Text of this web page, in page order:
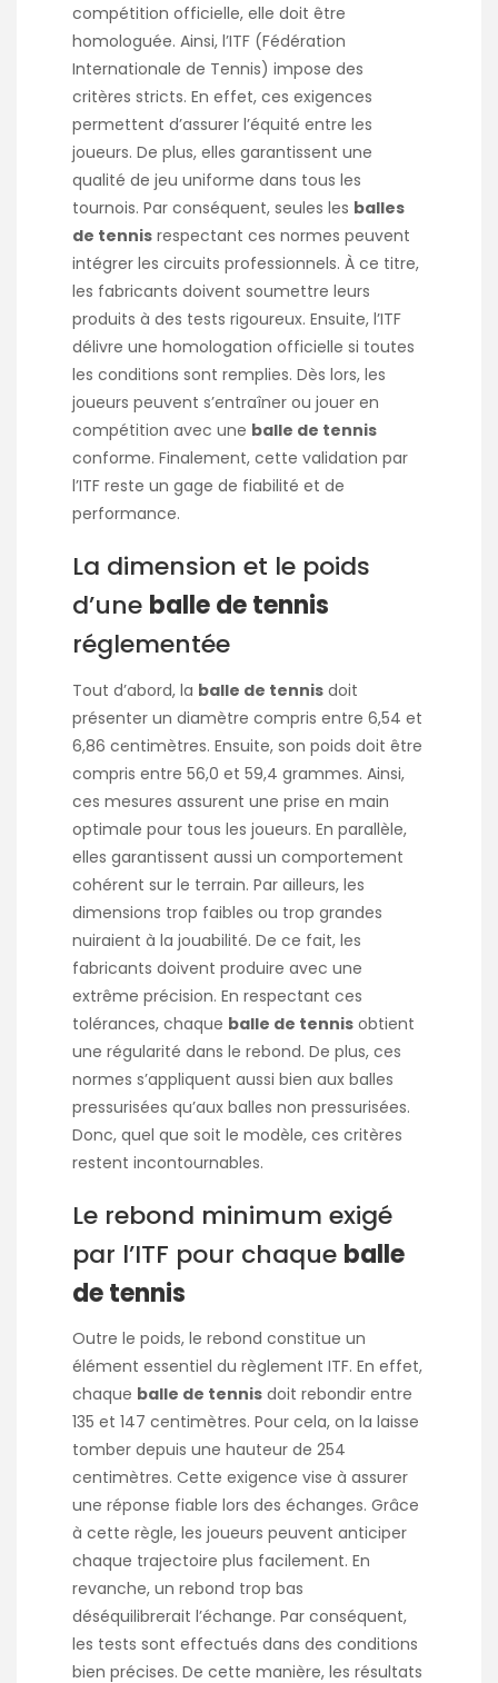
compétition officielle, elle doit être
homologuée. Ainsi, l’ITF (Fédération
Internationale de Tennis) impose des
critères stricts. En effet, ces exigences
permettent d’assurer l’équité entre les
joueurs. De plus, elles garantissent une
qualité de jeu uniforme dans tous les
tournois. Par conséquent, seules les balles
de tennis respectant ces normes peuvent
intégrer les circuits professionnels. À ce titre,
les fabricants doivent soumettre leurs
produits à des tests rigoureux. Ensuite, l’ITF
délivre une homologation officielle si toutes
les conditions sont remplies. Dès lors, les
joueurs peuvent s’entraîner ou jouer en
compétition avec une balle de tennis
conforme. Finalement, cette validation par
l’ITF reste un gage de fiabilité et de
performance.
La dimension et le poids
d’une balle de tennis
réglementée
Tout d’abord, la balle de tennis doit
présenter un diamètre compris entre 6,54 et
6,86 centimètres. Ensuite, son poids doit être
compris entre 56,0 et 59,4 grammes. Ainsi,
ces mesures assurent une prise en main
optimale pour tous les joueurs. En parallèle,
elles garantissent aussi un comportement
cohérent sur le terrain. Par ailleurs, les
dimensions trop faibles ou trop grandes
nuiraient à la jouabilité. De ce fait, les
fabricants doivent produire avec une
extrême précision. En respectant ces
tolérances, chaque balle de tennis obtient
une régularité dans le rebond. De plus, ces
normes s’appliquent aussi bien aux balles
pressurisées qu’aux balles non pressurisées.
Donc, quel que soit le modèle, ces critères
restent incontournables.
Le rebond minimum exigé
par l’ITF pour chaque balle
de tennis
Outre le poids, le rebond constitue un
élément essentiel du règlement ITF. En effet,
chaque balle de tennis doit rebondir entre
135 et 147 centimètres. Pour cela, on la laisse
tomber depuis une hauteur de 254
centimètres. Cette exigence vise à assurer
une réponse fiable lors des échanges. Grâce
à cette règle, les joueurs peuvent anticiper
chaque trajectoire plus facilement. En
revanche, un rebond trop bas
déséquilibrerait l’échange. Par conséquent,
les tests sont effectués dans des conditions
bien précises. De cette manière, les résultats